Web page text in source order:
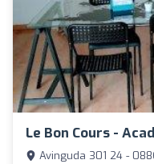
Le Bon Cours -
Avinguda 301 24 -